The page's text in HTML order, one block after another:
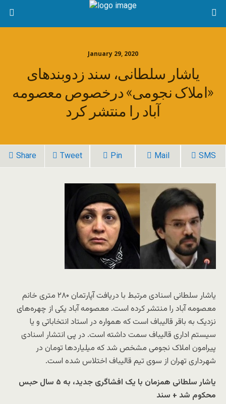
January 29, 2020
یاشار سلطانی، سند زدوبندهای
«املاک نجومی» درخصوص معصومه
آباد را منتشر کرد
Share Tweet Pin Mail SMS
یاشار سلطانی اسنادی مرتبط با دریافت آپارتمان ۲۸۰ متری خانم
معصومه آباد را منتشر کرده است. معصومه آباد یکی از چهره‌های
نزدیک به باقر قالیباف است که همواره در استاد انتخاباتی و یا
سیستم اداری قالیباف سمت داشته است. در پی انتشار اسنادی
پیرامون املاک نجومی مشخص شد که میلیاردها تومان در
شهرداری تهران از سوی تیم قالیباف اختلاس شده است.
یاشار سلطانی همزمان با یک افشاگری جدید، به ۵ سال حبس
محکوم شد + سند